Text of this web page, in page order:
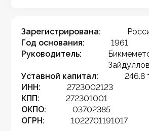
Зарегистрирована:
Год основания:
1961
Руководитель:
Уставной капитал:
246.8
ИНН:
2723002123
КПП:
272301001
ОКПО:
03702385
ОГРН:
1022701191017